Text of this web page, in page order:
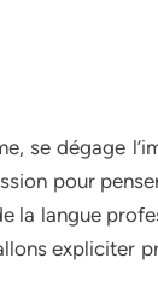
se dégage
pour
la langue
expliciter